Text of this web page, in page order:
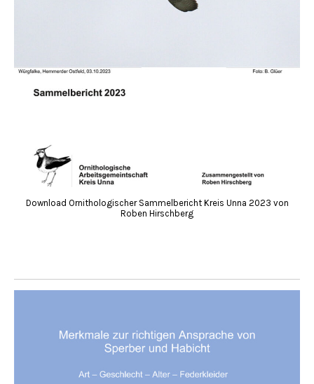
Download Ornithologischer Sammelbericht Kreis Unna 2023 von
Roben Hirschberg